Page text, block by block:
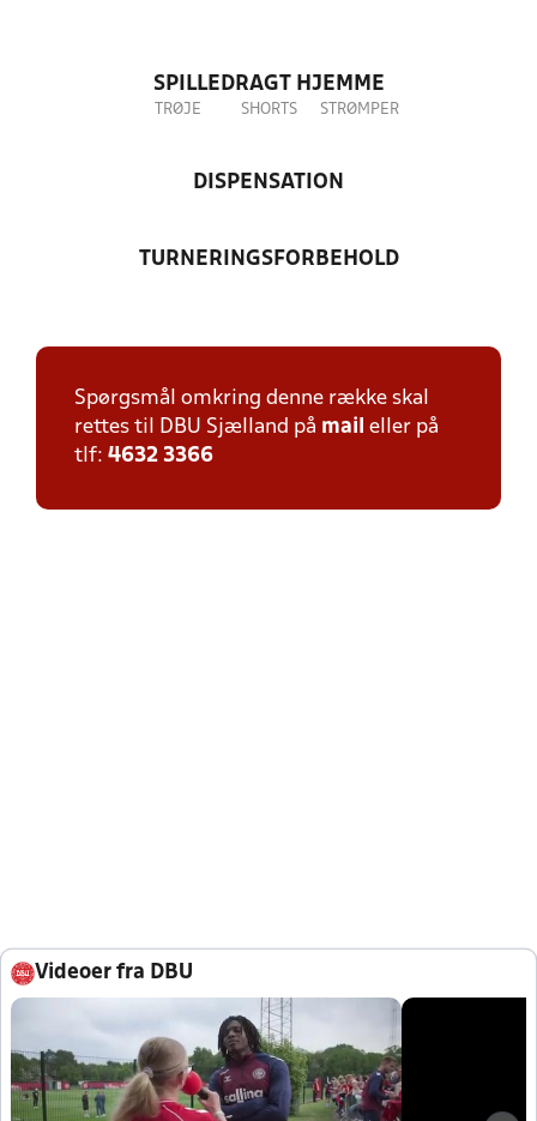
SPILLEDRAGT HJEMME
TRØJE SHORTS STRØMPER
DISPENSATION
TURNERINGSFORBEHOLD
Spørgsmål omkring denne række skal
rettes til DBU Sjælland på mail eller på
tlf: 4632 3366
Videoer fra DBU